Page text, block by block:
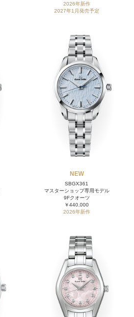
2026年新作
2027年1月発売予定
NEW
SBGX361
マスターショップ専用モデル
9Fクオーツ
￥440,000
2026年新作